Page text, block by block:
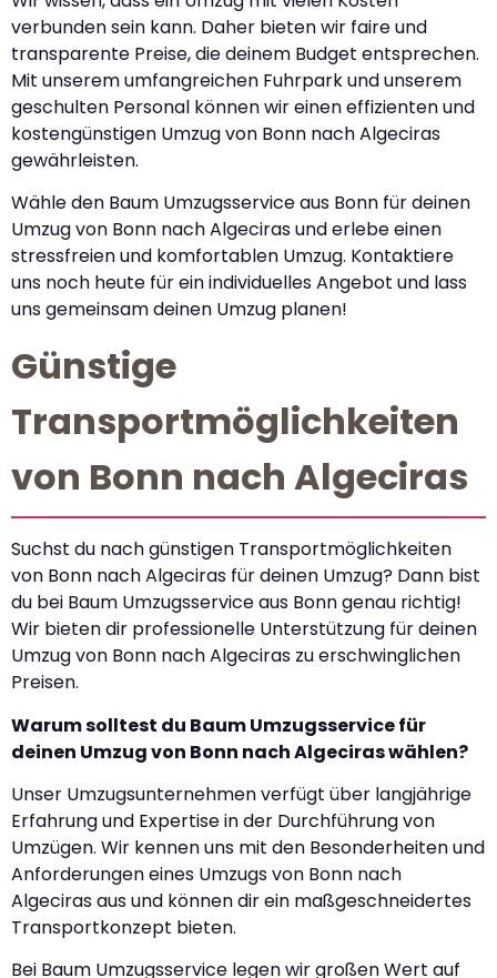
verbunden sein kann. Daher bieten wir faire und
transparente Preise, die deinem Budget entsprechen.
Mit unserem umfangreichen Fuhrpark und unserem
geschulten Personal können wir einen effizienten und
kostengünstigen Umzug von Bonn nach Algeciras
gewährleisten.
Wähle den Baum Umzugsservice aus Bonn für deinen
Umzug von Bonn nach Algeciras und erlebe einen
stressfreien und komfortablen Umzug. Kontaktiere
uns noch heute für ein individuelles Angebot und lass
uns gemeinsam deinen Umzug planen!
Günstige
Transportmöglichkeiten
von Bonn nach Algeciras
Suchst du nach günstigen Transportmöglichkeiten
von Bonn nach Algeciras für deinen Umzug? Dann bist
du bei Baum Umzugsservice aus Bonn genau richtig!
Wir bieten dir professionelle Unterstützung für deinen
Umzug von Bonn nach Algeciras zu erschwinglichen
Preisen.
Warum solltest du Baum Umzugsservice für
deinen Umzug von Bonn nach Algeciras wählen?
Unser Umzugsunternehmen verfügt über langjährige
Erfahrung und Expertise in der Durchführung von
Umzügen. Wir kennen uns mit den Besonderheiten und
Anforderungen eines Umzugs von Bonn nach
Algeciras aus und können dir ein maßgeschneidertes
Transportkonzept bieten.
Bei Baum Umzugsservice legen wir großen Wert auf